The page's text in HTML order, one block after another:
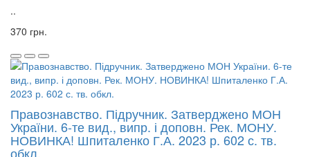
..
370 грн.
Правознавство. Підручник. Затверджено МОН
України. 6-те вид., випр. і доповн. Рек. МОНУ.
НОВИНКА! Шпиталенко Г.А. 2023 р. 602 с. тв.
обкл.